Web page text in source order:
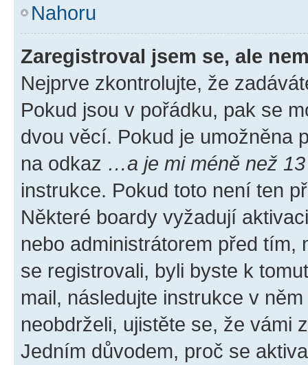
Nahoru
Zaregistroval jsem se, ale
Nejprve zkontrolujte, že
Pokud jsou v pořádku, pak se
dvou věcí. Pokud je umožněna
na odkaz …a je mi méně než
instrukce. Pokud toto není ten
Některé boardy vyžadují
nebo administrátorem před tím,
se registrovali, byli byste k
mail, následujte instrukce v
neobdrželi, ujistěte se, že vámi
Jedním důvodem, proč se